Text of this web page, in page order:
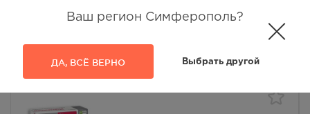
Ваш регион Симферополь?
ДА, ВСЁ ВЕРНО Выбрать другой